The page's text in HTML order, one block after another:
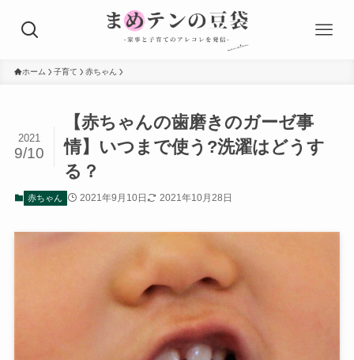
ホーム 子育て 赤ちゃん
【赤ちゃんの歯磨きのガーゼ事
情】いつまで使う?洗濯はどうす
る？
2021
9/10
赤ちゃん 2021年9月10日 2021年10月28日